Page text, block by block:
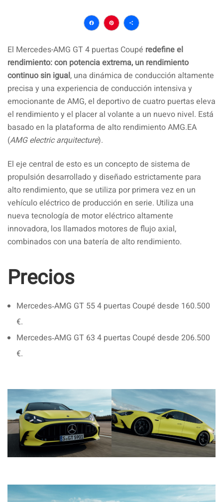
Facebook
Pinterest
Compartir
El Mercedes-AMG GT 4 puertas Coupé redefine el
rendimiento: con potencia extrema, un rendimiento
continuo sin igual, una dinámica de conducción altamente
precisa y una experiencia de conducción intensiva y
emocionante de AMG, el deportivo de cuatro puertas eleva
el rendimiento y el placer al volante a un nuevo nivel. Está
basado en la plataforma de alto rendimiento AMG.EA
(AMG electric arquitecture).
El eje central de esto es un concepto de sistema de
propulsión desarrollado y diseñado estrictamente para
alto rendimiento, que se utiliza por primera vez en un
vehículo eléctrico de producción en serie. Utiliza una
nueva tecnología de motor eléctrico altamente
innovadora, los llamados motores de flujo axial,
combinados con una batería de alto rendimiento.
Precios
Mercedes‑AMG GT 55 4 puertas Coupé desde 160.500
€.
Mercedes‑AMG GT 63 4 puertas Coupé desde 206.500
€.